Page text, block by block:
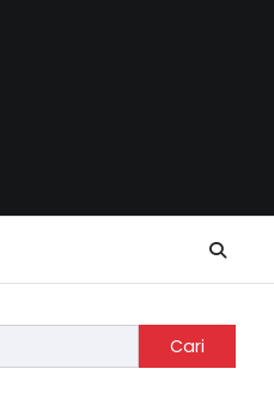
Cari